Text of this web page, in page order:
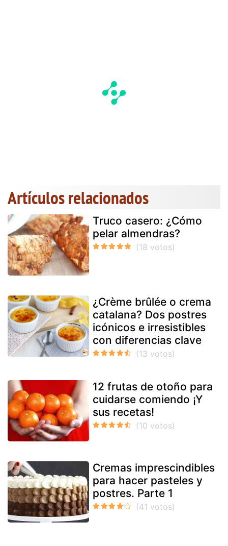
Artículos relacionados
Truco casero: ¿Cómo
pelar almendras?
¿Crème brûlée o crema
catalana? Dos postres
icónicos e irresistibles
con diferencias clave
12 frutas de otoño para
cuidarse comiendo ¡Y
sus recetas!
Cremas imprescindibles
para hacer pasteles y
postres. Parte 1